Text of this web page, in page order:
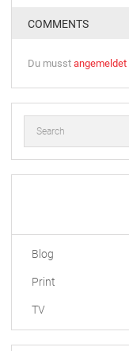
COMMENTS
Du musst angemeldet
Blog
Print
TV